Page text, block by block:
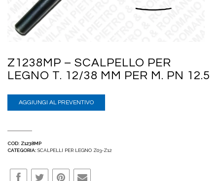
Z1238MP – SCALPELLO PER
LEGNO T. 12/38 MM PER M. PN 12.5
AGGIUNGI AL PREVENTIVO
COD: Z1238MP
CATEGORIA: SCALPELLI PER LEGNO Z03-Z12